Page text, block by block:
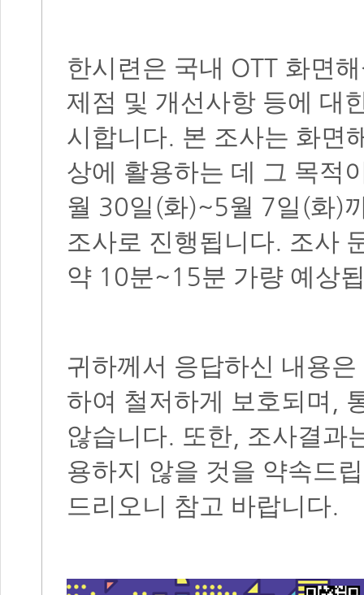
한시련은 국내 OTT 화면
제점 및 개선사항 등에 대
시합니다. 본 조사는 화면
상에 활용하는 데 그 목적
월 30일 (화)~5월 7일 (화)
조사로 진행됩니다. 조사
약 10분~15분 가량 예상
귀하께서 응답하신 내용
하여 철저하게 보호되며 ,
않습니다. 또한, 조사결과
용하지 않을 것을 약속드
드리오니 참고 바랍니다.